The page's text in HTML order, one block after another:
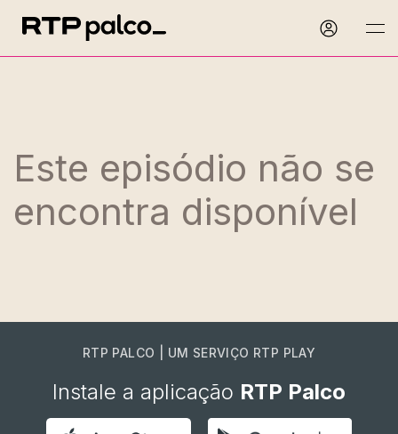
Este episódio não se
encontra disponível
RTP PALCO | UM SERVIÇO RTP PLAY
Instale a aplicação RTP Palco